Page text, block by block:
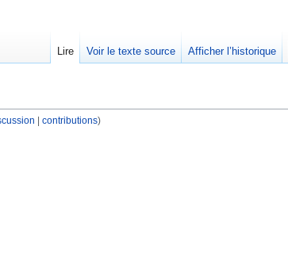
contributions)
Lire Voir le texte source Afficher l’historique